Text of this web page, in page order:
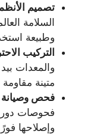
تصميم
السلامة
وطبيعة
التركيب
والمعدات
متينة
فحص وصيانة
فحوصات
وإصلاحها